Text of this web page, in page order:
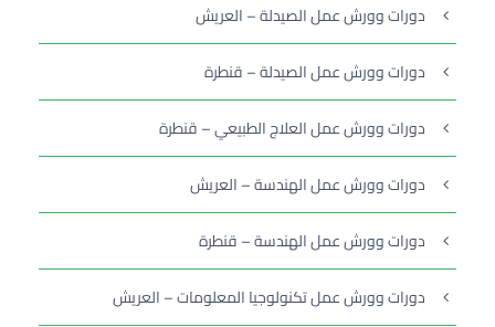
دورات وورش عمل الصيدلة – العريش
دورات وورش عمل الصيدلة – قنطرة
دورات وورش عمل العلاج الطبيعي – قنطرة
دورات وورش عمل الهندسة – العريش
دورات وورش عمل الهندسة – قنطرة
دورات وورش عمل تكنولوجيا المعلومات – العريش